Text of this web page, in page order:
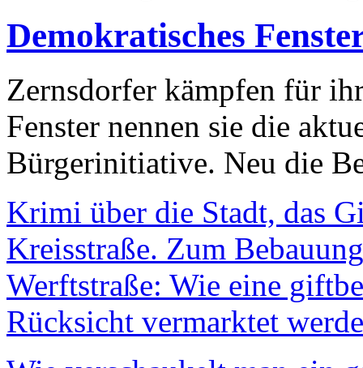
Demokratisches
Zernsdorfer kämpfen für
Fenster nennen sie die
Bürgerinitiative. Neu die
Krimi über die Stadt, das
Kreisstraße. Zum
Werftstraße: Wie eine
Rücksicht vermarktet